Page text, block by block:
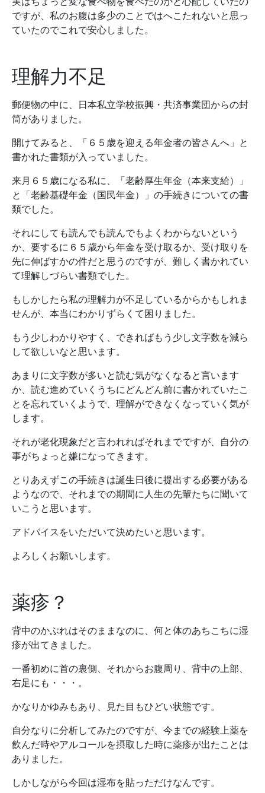
ですが、私のお腹は多少のことではへこたれないと思っ
ていたのでこれで安心しました。
理解力不足
郵便物の中に、日本私立学校振興・共済事業団からの封
筒がありました。
開けてみると、「６５歳を迎える年金者の皆さんへ」と
書かれた書類が入っていました。
来月６５歳になる私に、「老齢厚生年金（本来支給）」
と「老齢基礎年金（国民年金）」の手続きについての書
類でした。
それにしても読んでも読んでもよくわからないという
か、要するに６５歳から年金を受け取るか、受け取りを
先に伸ばすかの件だと思うのですが、難しく書かれてい
て理解しづらい書類でした。
もしかしたら私の理解力が不足しているからかもしれま
せんが、本当にわかりずらくて困りました。
もう少しわかりやすく、できればもう少し文字数を減ら
して欲しいなと思います。
あまりに文字数が多いと読む気がなくなると言います
か、読む進めていくうちにどんどん前に書かれていたこ
とを忘れていくようで、理解ができなくなっていく気が
します。
それが老化現象だと言われればそれまでですが、自分の
事がちょっと嫌になってきます。
とりあえずこの手続きは誕生日後に提出する必要がある
ようなので、それまでの期間に人生の先輩たちに聞いて
いこうと思います。
アドバイスをいただいて決めたいと思います。
よろしくお願いします。
薬疹？
背中のかぶれはそのままなのに、何と体のあちこちに湿
疹が出てきました。
一番初めに首の裏側、それからお腹周り、背中の上部、
右足にも・・・。
かなりかゆみもあり、見た目もひどい状態です。
自分なりに分析してみたのですが、今までの経験上薬を
飲んだ時やアルコールを摂取した時に薬疹が出たことは
ありました。
しかしながら今回は湿布を貼っただけなんです。